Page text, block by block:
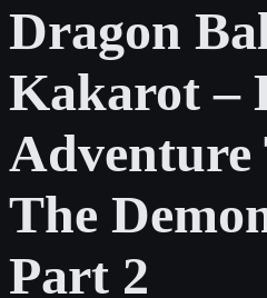
i
f
i
g
e
n
Dragon
Kakarot –
The
Part 2